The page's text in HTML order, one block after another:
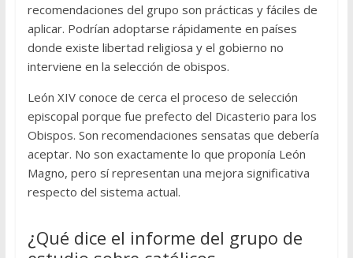
recomendaciones del grupo son prácticas y fáciles de
aplicar. Podrían adoptarse rápidamente en países
donde existe libertad religiosa y el gobierno no
interviene en la selección de obispos.
León XIV conoce de cerca el proceso de selección
episcopal porque fue prefecto del Dicasterio para los
Obispos. Son recomendaciones sensatas que debería
aceptar. No son exactamente lo que proponía León
Magno, pero sí representan una mejora significativa
respecto del sistema actual.
¿Qué dice el informe del grupo de